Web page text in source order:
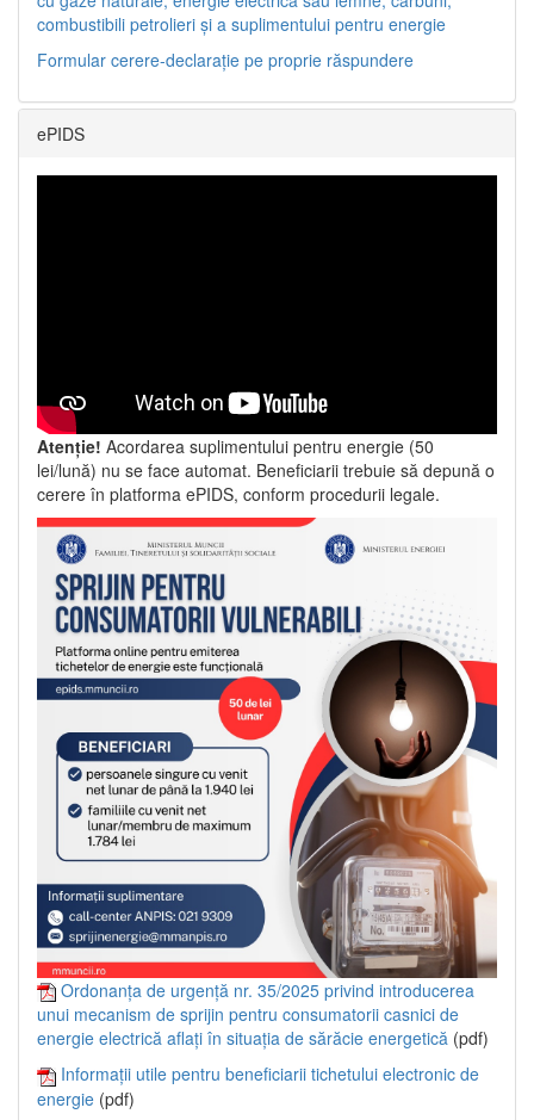
combustibili petrolieri și a suplimentului pentru energie
Formular cerere-declarație pe proprie răspundere
ePIDS
Atenție! Acordarea suplimentului pentru energie (50
lei/lună) nu se face automat. Beneficiarii trebuie să depună o
cerere în platforma ePIDS, conform procedurii legale.
Ordonanța de urgență nr. 35/2025 privind introducerea
unui mecanism de sprijin pentru consumatorii casnici de
energie electrică aflați în situația de sărăcie energetică (pdf)
Informații utile pentru beneficiarii tichetului electronic de
energie (pdf)